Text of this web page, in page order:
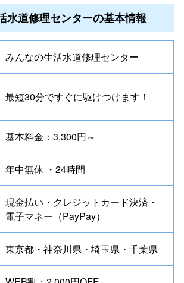
水道修理センターの基本情報
みんなの生活水道修理センター
最短30分ですぐに駆けつけます！
基本料金：3,300円～
年中無休 ・24時間
現金払い・クレジットカード決済・
電子マネー（PayPay）
東京都・神奈川県・埼玉県・千葉県